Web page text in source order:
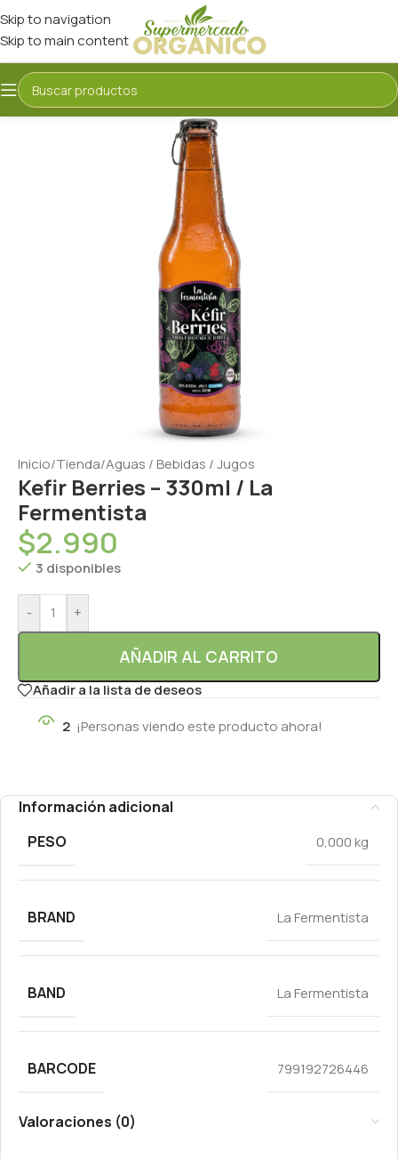
Skip to navigation
Skip to main content
Inicio/Tienda/Aguas / Bebidas / Jugos
Kefir Berries – 330ml / La
Fermentista
$2.990
3 disponibles
- +
AÑADIR AL CARRITO
Añadir a la lista de deseos
2 ¡Personas viendo este producto ahora!
Información adicional
PESO
0,000 kg
BRAND La Fermentista
BAND La Fermentista
BARCODE 799192726446
Valoraciones (0)